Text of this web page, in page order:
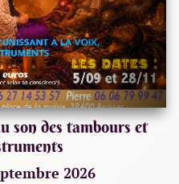
son des tambours et
2026